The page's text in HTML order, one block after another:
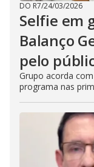
DO R7/24/03/2026
Selfie em
Balanço
pelo
Grupo acorda
programa nas